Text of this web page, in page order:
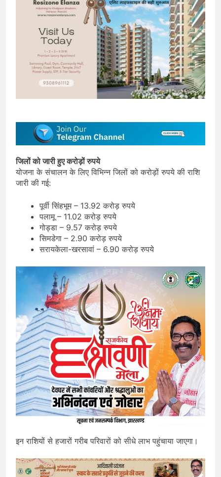
जिलों को जारी हुए करोड़ों रुपये
योजना के संचालन के लिए विभिन्न जिलों को करोड़ों रुपये की राशि
जारी की गई:
पूर्वी सिंहभूम – 13.92 करोड़ रुपये
पलामू – 11.02 करोड़ रुपये
गोड्डा – 9.57 करोड़ रुपये
सिमडेगा – 2.90 करोड़ रुपये
सरायकेला-खरसावां – 6.90 करोड़ रुपये
इन राशियों से हजारों गरीब परिवारों को सीधे लाभ पहुंचाया जाएगा।